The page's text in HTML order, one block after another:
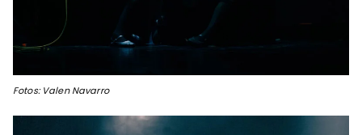
Fotos: Valen Navarro